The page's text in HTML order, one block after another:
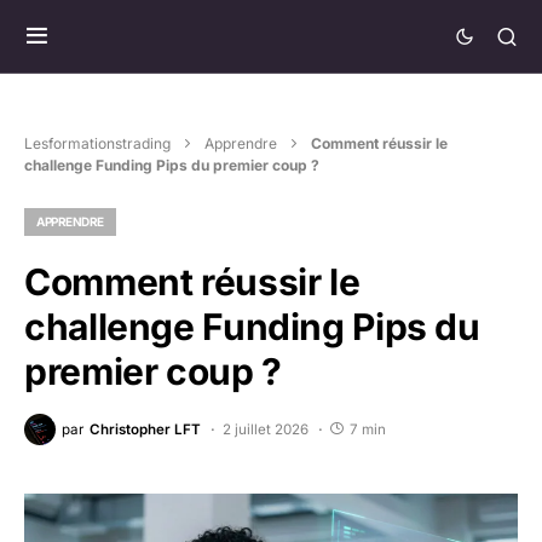
Lesformationstrading Apprendre
Comment réussir le
challenge Funding Pips du premier coup ?
APPRENDRE
Comment réussir le
challenge Funding Pips du
premier coup ?
par Christopher LFT 2 juillet 2026 7 min